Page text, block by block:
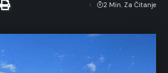
2 Min. Za Čitanje